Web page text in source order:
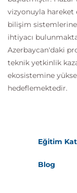
vizyonuyla hareket
bilişim
ihtiyacı
Azerbaycan'daki
teknik yetkinlik
ekosistemine
hedeflemektedir.
Eğitim
Blog